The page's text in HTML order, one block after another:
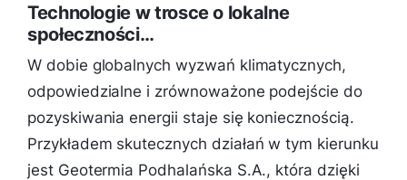
Technologie w trosce o lokalne
społeczności…
W dobie globalnych wyzwań klimatycznych,
odpowiedzialne i zrównoważone podejście do
pozyskiwania energii staje się koniecznością.
Przykładem skutecznych działań w tym kierunku
jest Geotermia Podhalańska S.A., która dzięki